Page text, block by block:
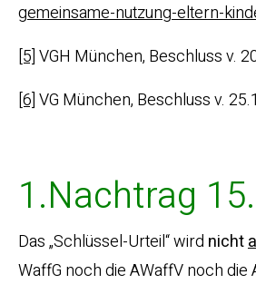
gemeinsame-nutzung-eltern-
[5] VGH München, Beschluss v.
[6] VG München, Beschluss v.
1.Nachtrag
Das „Schlüssel-Urteil“ wird nicht
WaffG noch die AWaffV noch